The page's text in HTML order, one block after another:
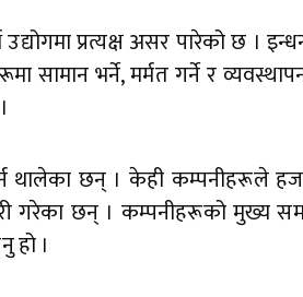
प्रत्यक्ष असर पारेको छ ।
सामान भर्ने, मर्मत गर्ने र
थालेका छन् । केही कम्पनीहरूले
गरेका छन् । कम्पनीहरूको मुख्य
हो ।